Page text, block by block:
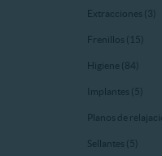
Extracciones (3)
Frenillos (15)
Higiene (84)
Implantes (5)
Planos de
Sellantes (5)